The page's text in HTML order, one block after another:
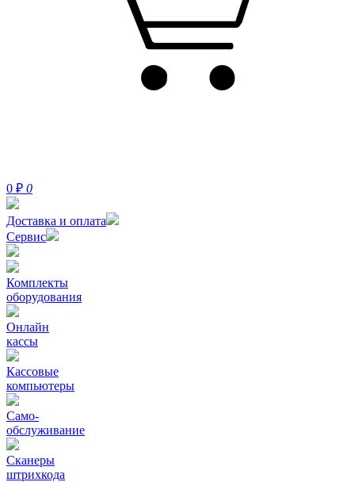
0 ₽ 0
Доставка и оплата
Сервис
Комплекты
оборудования
Онлайн
кассы
Кассовые
компьютеры
Само-
обслуживание
Сканеры
штрихкода